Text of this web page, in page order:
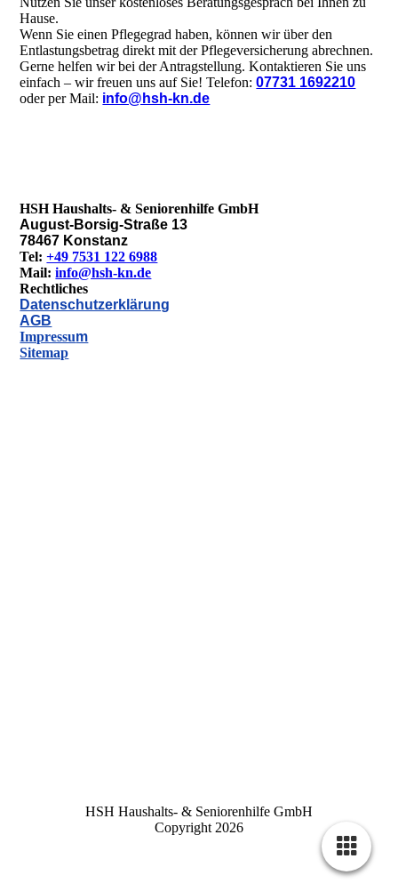
Hause.
Wenn Sie einen Pflegegrad haben, können wir über den
Entlastungsbetrag direkt mit der Pflegeversicherung abrechnen.
Gerne helfen wir bei der Antragstellung. Kontaktieren Sie uns
einfach – wir freuen uns auf Sie! Telefon:07731 1692210
oder per Mail: info@hsh-kn.de
HSH Haushalts- & Seniorenhilfe GmbH
August-Borsig-Straße 13
78467 Konstanz
Tel: +49 7531 122 6988
Mail: info@hsh-kn.de
Rechtliches
Datenschutzerklärung
AGB
Impressum
Sitemap
HSH Haushalts- & Seniorenhilfe GmbH
Copyright 2026